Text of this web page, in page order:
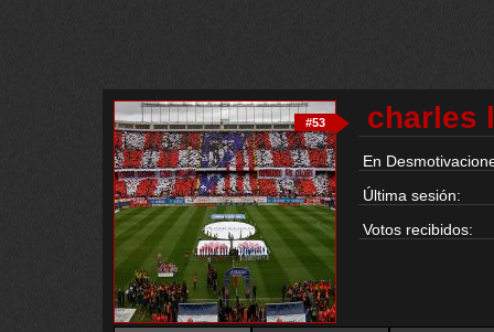
#53 charles
En
Última sesión:
Votos recibidos: